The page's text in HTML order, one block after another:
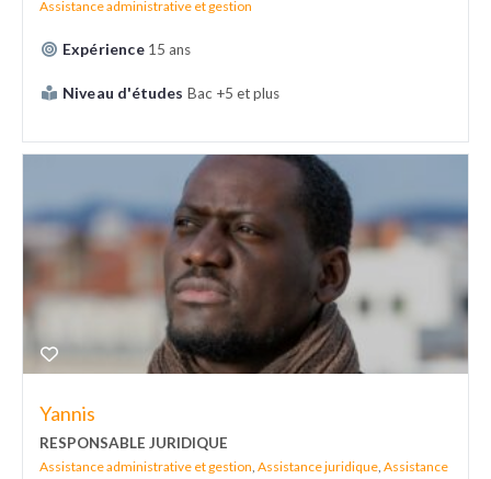
Assistance administrative et gestion
Expérience 15 ans
Niveau d'études Bac +5 et plus
Yannis
RESPONSABLE JURIDIQUE
Assistance administrative et gestion, Assistance juridique, Assistance